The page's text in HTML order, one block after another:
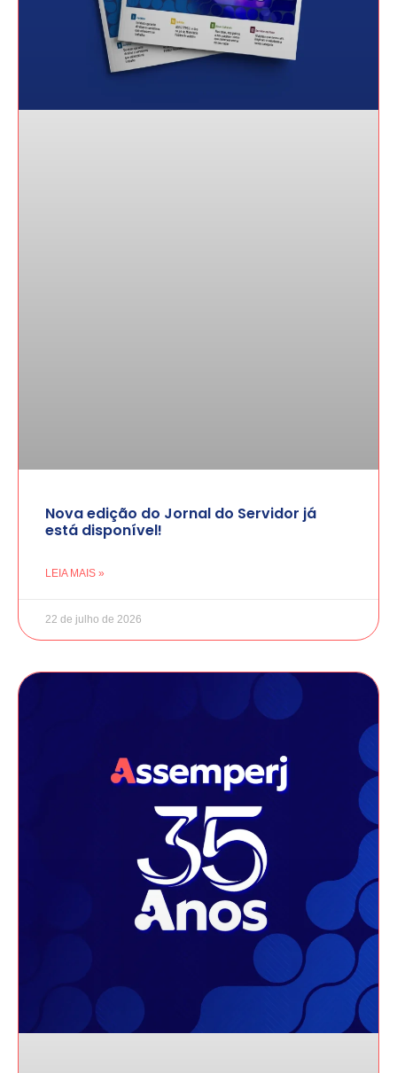
Nova edição do Jornal do Servidor já
está disponível!
LEIA MAIS »
22 de julho de 2026